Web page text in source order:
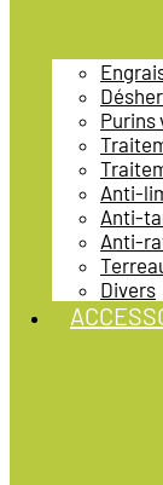
Purins
Anti-
Anti-
Anti-
Divers